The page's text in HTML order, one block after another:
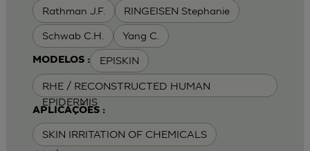
Rathman J.F. RINGEISEN Stephanie
Schwab C.H. Yang C.
MODELOS : EPISKIN
RHE / RECONSTRUCTED HUMAN
EPIDERMIS
APLICAÇÕES :
SKIN IRRITATION OF CHEMICALS